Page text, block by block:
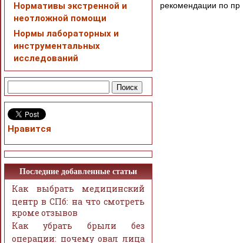
рекомендации по
Нормативы экстренной и
неотложной помощи
Нормы лабораторных и
инструментальных
исследований
Нравится
Последние добавленные статьи
Как выбрать медицинский
центр в СПб: на что смотреть
кроме отзывов
Как убрать брыли без
операции: почему овал лица